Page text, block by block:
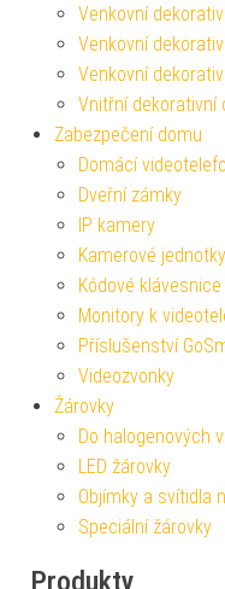
Venkovní
Venkovní
Venkovní
Vnitřní dekorativní
Zabezpečení domu
Domácí
Dveřní zámky
IP kamery
Kamerové
Kódové klávesnice
Monitory k
Příslušenství
Videozvonky
Žárovky
Do halogenových
LED žárovky
Objímky a svítidla
Speciální žárovky
Produkty